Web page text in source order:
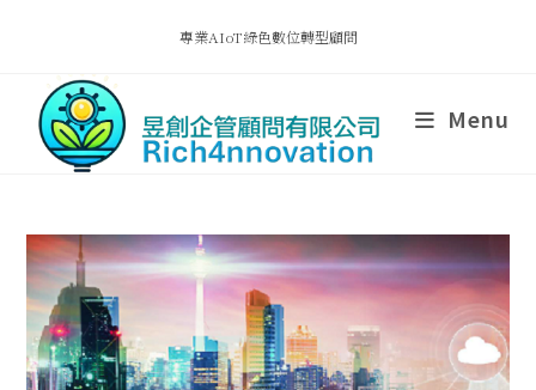
專業AIoT綠色數位轉型顧問
Menu